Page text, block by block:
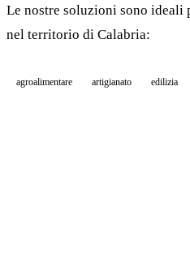
Le nostre soluzioni sono ideali
nel territorio di Calabria:
agroalimentare artigianato edilizia